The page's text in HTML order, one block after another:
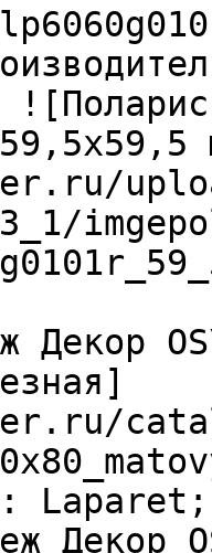
Декор
Декор